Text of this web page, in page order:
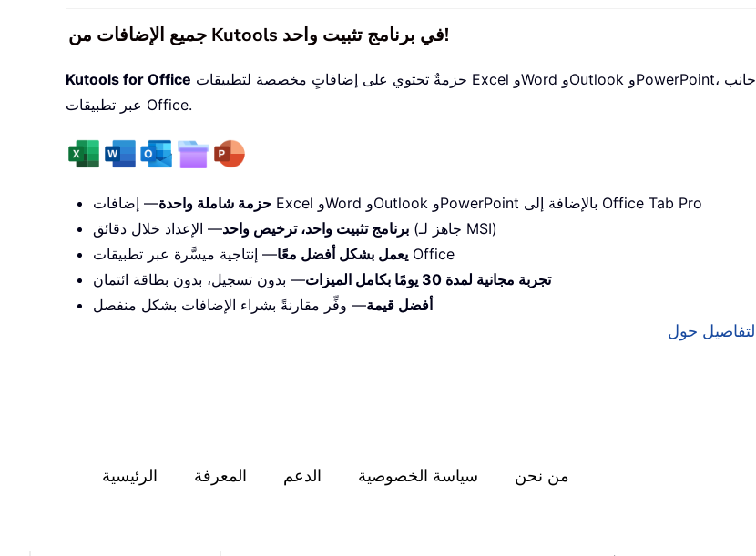
جميع الإضافات من Kutools في برنامج تثبيت واحد!
Kutools for Office
عبر تطبيقات Office.
حزمة شاملة واحدة
— إضافات Excel وWord وOutlook وPowerPoint بالإضافة إلى Office Tab Pro
برنامج تثبيت واحد، ترخيص واحد
— الإعداد خلال دقائق (جاهز لـ MSI)
يعمل بشكل أفضل معًا — إنتاجية ميسَّرة عبر تطبيقات Office
تجربة مجانية لمدة 30 يومًا بكامل الميزات
— بدون تسجيل، بدون بطاقة ائتمان
أفضل قيمة— وفِّر مقارنةً بشراء الإضافات بشكل منفصل
الرئيسية المعرفة الدعم سياسة الخصوصية من نحن